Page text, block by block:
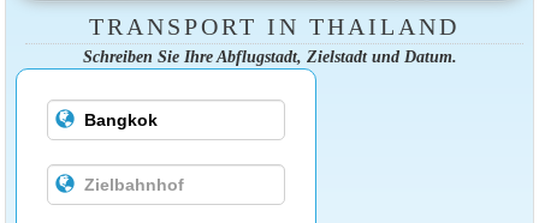
TRANSPORT IN THAILAND
Schreiben Sie Ihre Abflugstadt, Zielstadt und Datum.